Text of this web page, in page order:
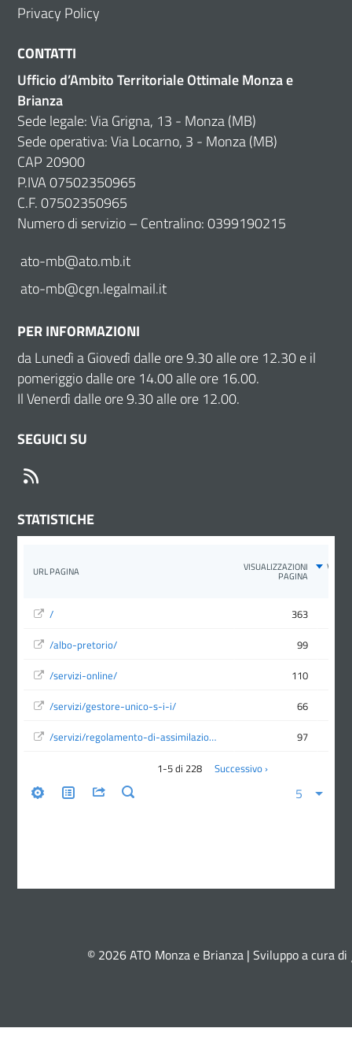
Privacy Policy
CONTATTI
Ufficio d’Ambito Territoriale Ottimale Monza e
Brianza
Sede legale: Via Grigna, 13 - Monza (MB)
Sede operativa: Via Locarno, 3 - Monza (MB)
CAP 20900
P.IVA 07502350965
C.F. 07502350965
Numero di servizio – Centralino: 0399190215
ato-mb@ato.mb.it
ato-mb@cgn.legalmail.it
PER INFORMAZIONI
da Lunedì a Giovedì dalle ore 9.30 alle ore 12.30 e il
pomeriggio dalle ore 14.00 alle ore 16.00.
Il Venerdì dalle ore 9.30 alle ore 12.00.
SEGUICI SU
STATISTICHE
© 2026 ATO Monza e Brianza | Sviluppo a cura di